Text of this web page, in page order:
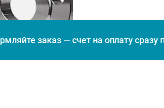
заказ — счет на оплату сразу